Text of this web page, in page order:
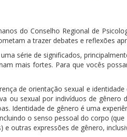
do Conselho Regional de
a trazer debates e reflexões
série de significados,
mais fortes. Para que vocês
de orientação sexual e
ou sexual por indivíduos de
Identidade de gênero é uma
o senso pessoal do corpo
outras expressões de gênero,